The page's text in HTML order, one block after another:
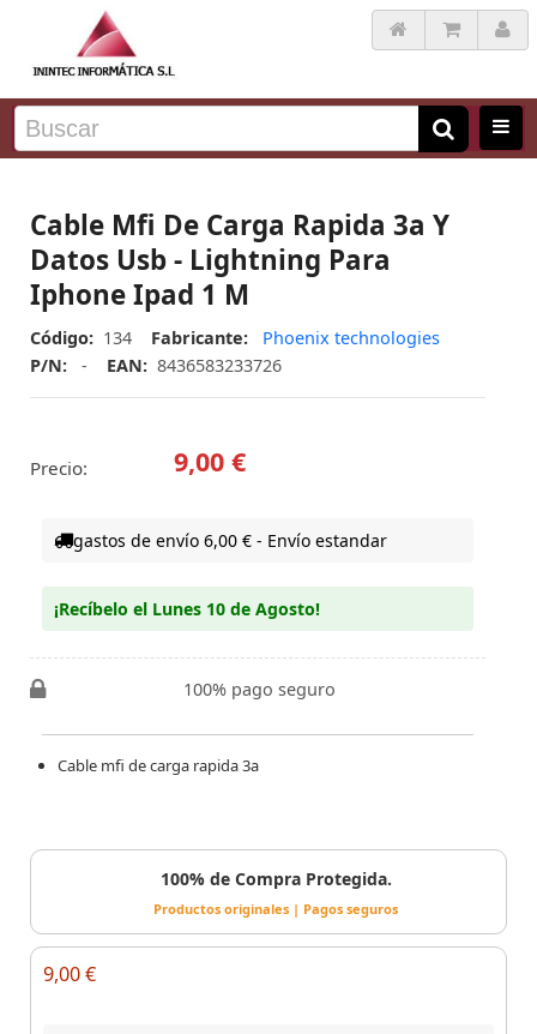
Cable Mfi De Carga Rapida 3a Y
Datos Usb - Lightning Para
Iphone Ipad 1 M
Código: 134 Fabricante:
Phoenix technologies
P/N:
- EAN: 8436583233726
Precio: 9,00 €
gastos de envío 6,00 € - Envío estandar
¡Recíbelo el Lunes 10 de Agosto!
100% pago seguro
Cable mfi de carga rapida 3a
100% de Compra Protegida.
Productos originales | Pagos seguros
9,00 €